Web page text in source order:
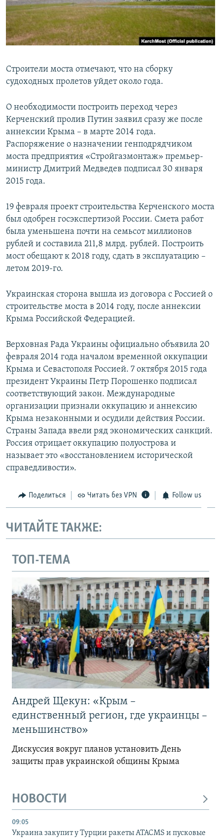
Строители моста отмечают, что на сборку
судоходных пролетов уйдет около года.
О необходимости построить переход через
Керченский пролив Путин заявил сразу же после
аннексии Крыма – в марте 2014 года.
Распоряжение о назначении генподрядчиком
моста предприятия «Стройгазмонтаж» премьер-
министр Дмитрий Медведев подписал 30 января
2015 года.
19 февраля проект строительства Керченского моста
был одобрен госэкспертизой России. Смета работ
была уменьшена почти на семьсот миллионов
рублей и составила 211,8 млрд. рублей. Построить
мост обещают к 2018 году, сдать в эксплуатацию –
летом 2019-го.
Украинская сторона вышла из договора с Россией о
строительстве моста в 2014 году, после аннексии
Крыма Российской Федерацией.
Верховная Рада Украины официально объявила 20
февраля 2014 года началом временной оккупации
Крыма и Севастополя Россией. 7 октября 2015 года
президент Украины Петр Порошенко подписал
соответствующий закон. Международные
организации признали оккупацию и аннексию
Крыма незаконными и осудили действия России.
Страны Запада ввели ряд экономических санкций.
Россия отрицает оккупацию полуострова и
называет это «восстановлением исторической
справедливости».
Поделиться Читать без VPN Follow us
ЧИТАЙТЕ ТАКЖЕ:
ТОП-ТЕМА
Андрей Щекун: «Крым –
единственный регион, где украинцы –
меньшинство»
Дискуссия вокруг планов установить День
защиты прав украинской общины Крыма
НОВОСТИ
09:05
Украина закупит у Турции ракеты ATACMS и пусковые